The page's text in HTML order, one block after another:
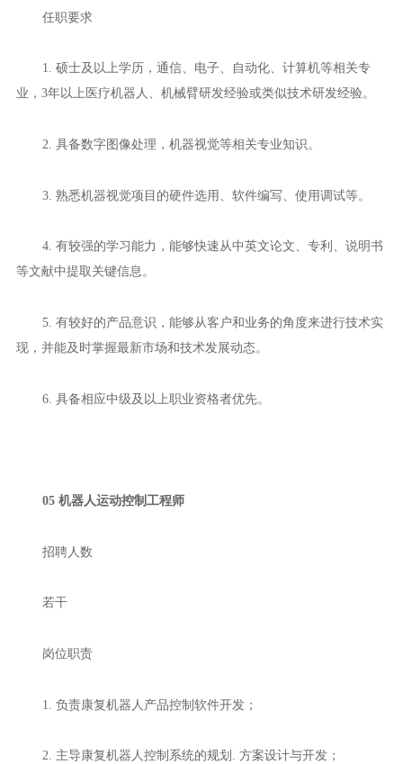
任职要求
1. 硕士及以上学历，通信、电子、自动化、计算机等相关专
业，3年以上医疗机器人、机械臂研发经验或类似技术研发经验。
2. 具备数字图像处理，机器视觉等相关专业知识。
3. 熟悉机器视觉项目的硬件选用、软件编写、使用调试等。
4. 有较强的学习能力，能够快速从中英文论文、专利、说明书
等文献中提取关键信息。
5. 有较好的产品意识，能够从客户和业务的角度来进行技术实
现，并能及时掌握最新市场和技术发展动态。
6. 具备相应中级及以上职业资格者优先。
05 机器人运动控制工程师
招聘人数
若干
岗位职责
1. 负责康复机器人产品控制软件开发；
2. 主导康复机器人控制系统的规划. 方案设计与开发；